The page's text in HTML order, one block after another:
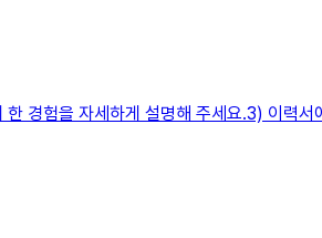
경험을 자세하게 설명해 주세요.3) 이력서